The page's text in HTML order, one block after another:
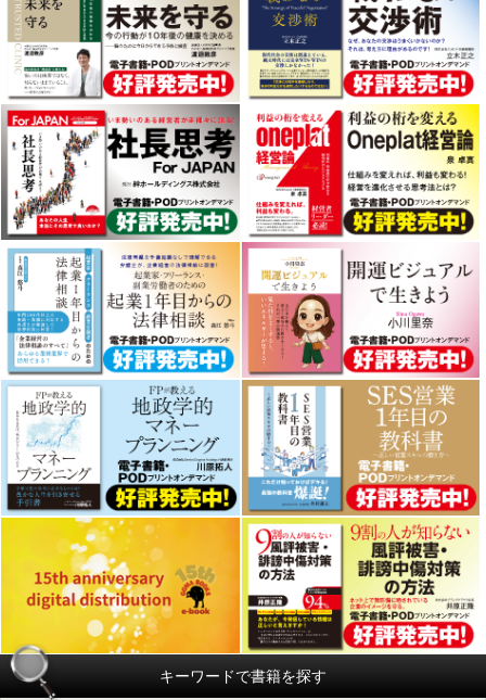
キーワードで書籍を探す